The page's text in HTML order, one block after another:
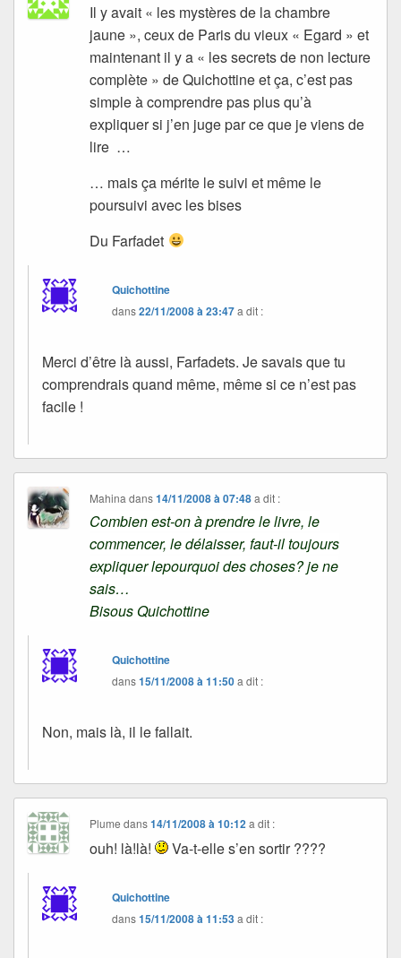
Il y avait « les mystères de la chambre
jaune », ceux de Paris du vieux « Egard » et
maintenant il y a « les secrets de non lecture
complète » de Quichottine et ça, c’est pas
simple à comprendre pas plus qu’à
expliquer si j’en juge par ce que je viens de
lire …
… mais ça mérite le suivi et même le
poursuivi avec les bises
Du Farfadet
Quichottine
dans22/11/2008 à 23:47a dit :
Merci d’être là aussi, Farfadets. Je savais que tu
comprendrais quand même, même si ce n’est pas
facile !
Mahina dans14/11/2008 à 07:48 a dit :
Combien est-on à prendre le livre, le
commencer, le délaisser, faut-il toujours
expliquer lepourquoi des choses? je ne
sais…
Bisous Quichottine
Quichottine
dans15/11/2008 à 11:50a dit :
Non, mais là, il le fallait.
Plume dans14/11/2008 à 10:12 a dit :
ouh! là!là! Va-t-elle s’en sortir ????
Quichottine
dans15/11/2008 à 11:53a dit :